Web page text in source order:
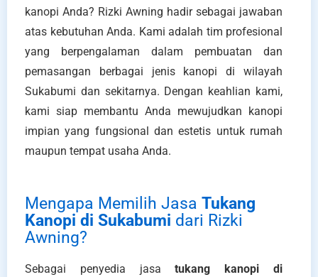
kanopi Anda? Rizki Awning hadir sebagai jawaban
atas kebutuhan Anda. Kami adalah tim profesional
yang berpengalaman dalam pembuatan dan
pemasangan berbagai jenis kanopi di wilayah
Sukabumi dan sekitarnya. Dengan keahlian kami,
kami siap membantu Anda mewujudkan kanopi
impian yang fungsional dan estetis untuk rumah
maupun tempat usaha Anda.
Mengapa Memilih Jasa Tukang
Kanopi di Sukabumi dari Rizki
Awning?
Sebagai penyedia jasatukang kanopi di